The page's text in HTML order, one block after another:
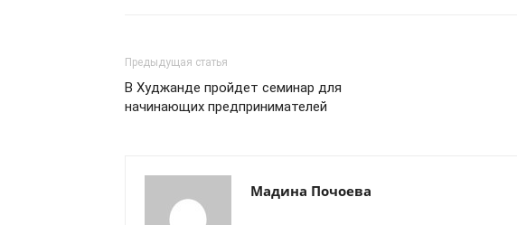
Предыдущая статья
В Худжанде пройдет семинар для
начинающих предпринимателей
Мадина Почоева